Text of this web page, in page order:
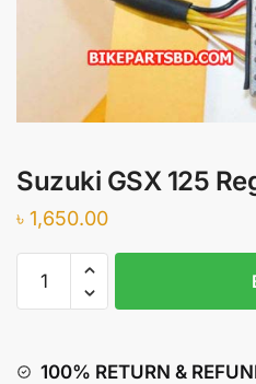
Suzuki GSX 125
৳ 1,650.00
GSX
Rectifier
100% RETURN &